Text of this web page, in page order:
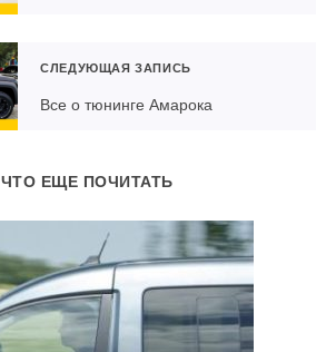
СЛЕДУЮЩАЯ ЗАПИСЬ
Все о тюнинге Амарока
ЧТО ЕЩЕ ПОЧИТАТЬ